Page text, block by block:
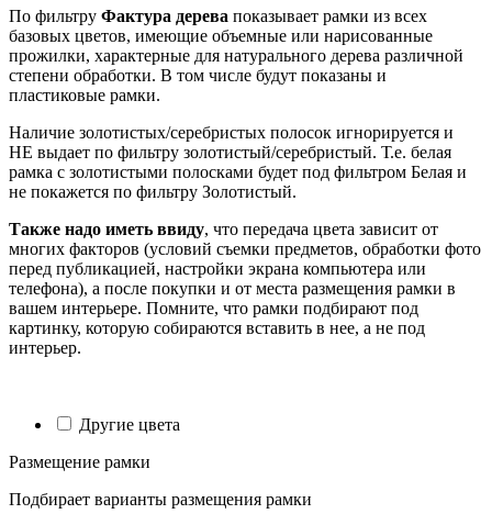
По фильтру Фактура дерева показывает рамки из всех
базовых цветов, имеющие объемные или нарисованные
прожилки, характерные для натурального дерева различной
степени обработки. В том числе будут показаны и
пластиковые рамки.
Наличие золотистых/серебристых полосок игнорируется и
НЕ выдает по фильтру золотистый/серебристый. Т.е. белая
рамка с золотистыми полосками будет под фильтром Белая и
не покажется по фильтру Золотистый.
Также надо иметь ввиду, что передача цвета зависит от
многих факторов (условий съемки предметов, обработки фото
перед публикацией, настройки экрана компьютера или
телефона), а после покупки и от места размещения рамки в
вашем интерьере. Помните, что рамки подбирают под
картинку, которую собираются вставить в нее, а не под
интерьер.
Другие цвета
Размещение рамки
Подбирает варианты размещения рамки